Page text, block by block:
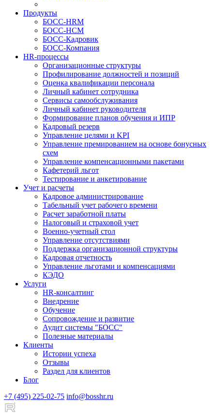
Продукты
БОСС-HRM
БОСС-HCM
БОСС-Кадровик
БОСС-Компания
HR-процессы
Организационные структуры
Профилирование должностей и позиций
Оценка квалификации персонала
Личный кабинет сотрудника
Сервисы самообслуживания
Личный кабинет руководителя
Формирование планов обучения и ИПР
Кадровый резерв
Управление целями и KPI
Управление премированием на основе бонусных
схем
Управление компенсационными пакетами
Кафетерий льгот
Тестирование и анкетирование
Учет и расчеты
Кадровое администрирование
Табельный учет рабочего времени
Расчет заработной платы
Налоговый и страховой учет
Военно-учетный стол
Управление отсутствиями
Поддержка организационной структуры
Кадровая отчетность
Управление льготами и компенсациями
КЭДО
Услуги
HR-консалтинг
Внедрение
Обучение
Сопровождение и развитие
Аудит системы "БОСС"
Полезные материалы
Клиенты
Истории успеха
Отзывы
Раздел для клиентов
Блог
+7 (495) 225-02-75 info@bosshr.ru